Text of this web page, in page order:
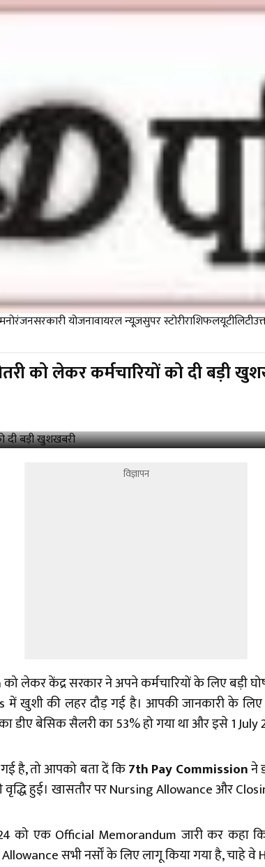
मनोरंजनसरकारी योजनावायरल न्यूज़सुपर स्टोरीराशिफलयूटीलिटी
को लेकर कर्मचारियों को दी बड़ी
विज्ञापन
को लेकर केंद्र सरकार ने अपने कर्मचारियों के लिए बड़ी
में खुशी की लहर दौड़ गई है। आपकी जानकारी के
डीए बेसिक सैलरी का 53% हो गया था और इसे 1 July
है, तो आपको बता दें कि7th Pay Commissionने
हुई। खासतौर पर Nursing Allowance और
को एक Official Memorandum जारी कर कहा
सभी नर्सों के लिए लागू किया गया है, चाहे